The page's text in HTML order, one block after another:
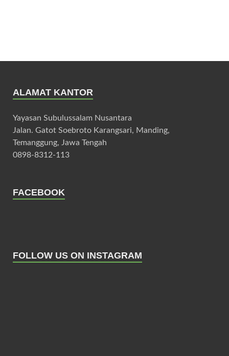
ALAMAT KANTOR
Yayasan Subulussalam Nusantara
Jalan. Gatot Soebroto Karangsari, Manding,
Temanggung, Jawa Tengah
0898-8312-113
FACEBOOK
FOLLOW US ON INSTAGRAM